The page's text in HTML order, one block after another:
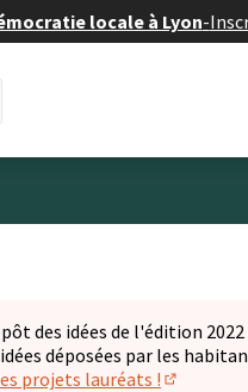
locale à Lyon-
des idées de l'édition
déposées par les
projets lauréats !